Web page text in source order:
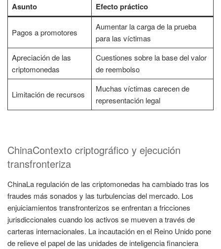
Asunto Efecto práctico
Pagos a promotores
Aumentar la carga de la prueba
para las víctimas
Apreciación de las
criptomonedas
Cuestiones sobre la base del valor
de reembolso
Limitación de recursos
Muchas víctimas carecen de
representación legal
ChinaContexto criptográfico y ejecución
transfronteriza
ChinaLa regulación de las criptomonedas ha cambiado tras los
fraudes más sonados y las turbulencias del mercado. Los
enjuiciamientos transfronterizos se enfrentan a fricciones
jurisdiccionales cuando los activos se mueven a través de
carteras internacionales. La incautación en el Reino Unido pone
de relieve el papel de las unidades de inteligencia financiera